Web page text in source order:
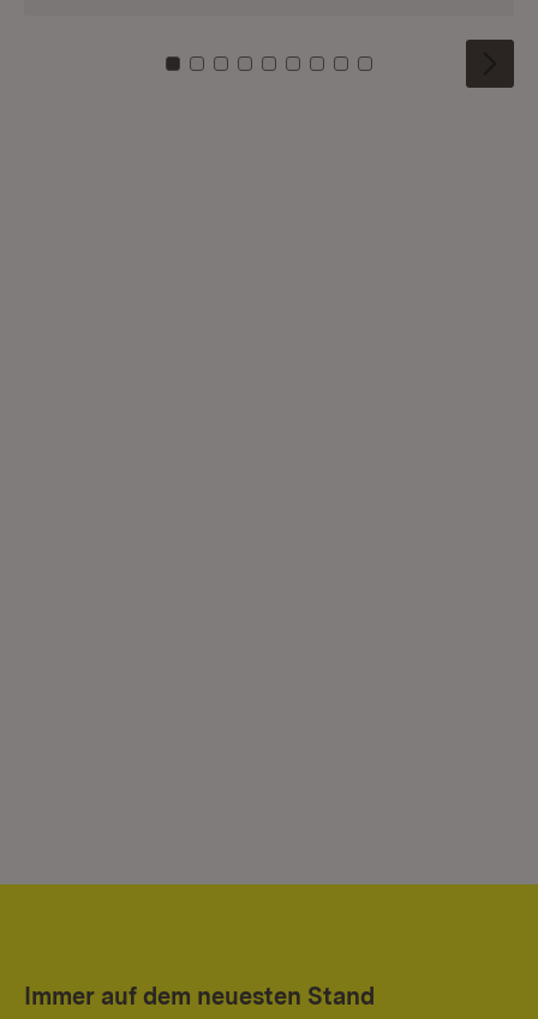
Zu Kachel: 0
Zu Kachel: 1
Zu Kachel: 2
Zu Kachel: 3
Zu Kachel: 4
Zu Kachel: 5
Zu Kachel: 6
Zu Kachel: 7
Zu Kachel: 8
Immer auf dem neuesten Stand